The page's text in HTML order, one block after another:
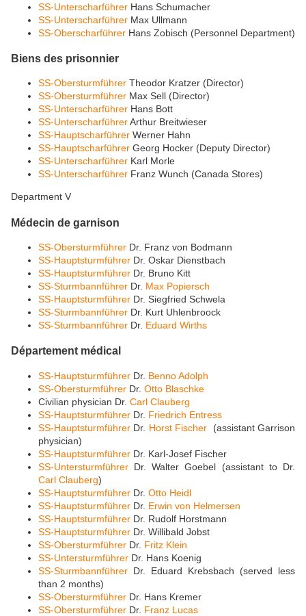
SS-Unterscharführer Hans Schumacher
SS-Unterscharführer Max Ullmann
SS-Oberscharführer Hans Zobisch (Personnel Department)
Biens des prisonnier
SS-Obersturmführer Theodor Kratzer (Director)
SS-Obersturmführer Max Sell (Director)
SS-Unterscharführer Hans Bott
SS-UnterscharführerArthur Breitwieser
SS-Hauptscharführer Werner Hahn
SS-Hauptscharführer Georg Hocker (Deputy Director)
SS-Unterscharführer Karl Morle
SS-Unterscharführer Franz Wunch (Canada Stores)
Department V
Médecin de garnison
SS-Obersturmführer Dr. Franz von Bodmann
SS-Hauptsturmführer Dr. Oskar Dienstbach
SS-Hauptsturmführer Dr. Bruno Kitt
SS-Sturmbannführer Dr. Max Popiersch
SS-Hauptsturmführer Dr. Siegfried Schwela
SS-Sturmbannführer Dr. Kurt Uhlenbroock
SS-Sturmbannführer Dr. Eduard Wirths
Département médical
SS-Hauptsturmführer Dr. Benno Adolph
SS-Obersturmführer Dr. Otto Blaschke
Civilian physician Dr. Carl Clauberg
SS-Hauptsturmführer Dr. Friedrich Entress
SS-Hauptsturmführer Dr. Horst Fischer (assistant Garrison
physician)
SS-Hauptsturmführer Dr. Karl-Josef Fischer
SS-Untersturmführer Dr. Walter Goebel (assistant to Dr.
Carl Clauberg)
SS-Hauptsturmführer Dr. Otto Heidl
SS-Hauptsturmführer Dr. Erwin von Helmersen
SS-Hauptsturmführer Dr. Rudolf Horstmann
SS-Hauptsturmführer Dr. Willibald Jobst
SS-Obersturmführer Dr. Fritz Klein
SS-Untersturmführer Dr. Hans Koenig
SS-Sturmbannführer Dr. Eduard Krebsbach (served less
than 2 months)
SS-Obersturmführer Dr. Hans Kremer
SS-Obersturmführer Dr. Franz Lucas